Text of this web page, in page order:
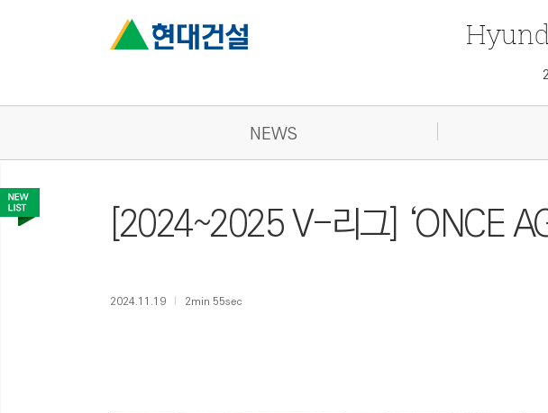
NEWS
[2024~2025 V-리그] ‘ONCE
2024.11.19 2min 55sec